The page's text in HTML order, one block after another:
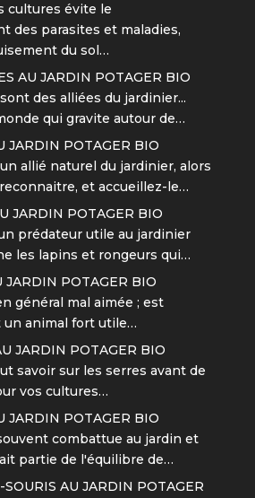
cultures évite le
des parasites et maladies,
du sol…
AU JARDIN POTAGER BIO
des alliées du jardinier...
qui gravite autour de…
JARDIN POTAGER BIO
allié naturel du jardinier, alors
et accueillez-le…
JARDIN POTAGER BIO
prédateur utile au jardinier
les lapins et rongeurs qui…
JARDIN POTAGER BIO
général mal aimée ; est
un animal fort utile…
JARDIN POTAGER BIO
savoir sur les serres avant de
vos cultures…
JARDIN POTAGER BIO
combattue au jardin et
partie de l'équilibre de…
SOURIS AU JARDIN POTAGER